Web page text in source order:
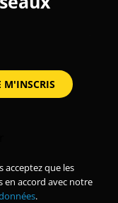
acceptez que les
accord avec notre
.